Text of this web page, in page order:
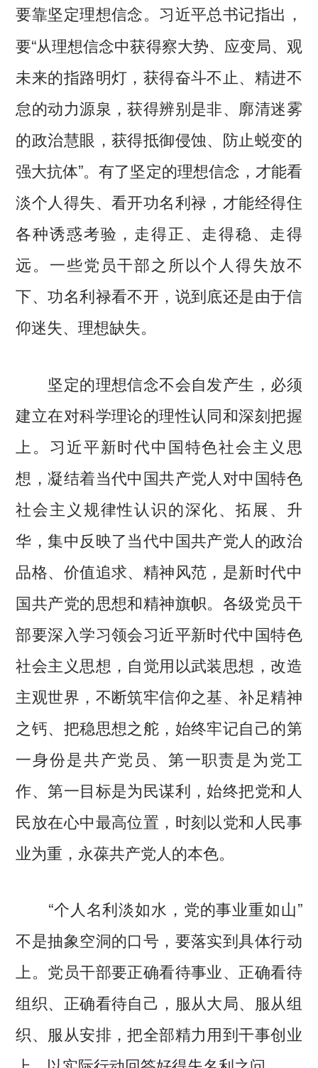
要靠坚定理想信念。 习近平总书记指出，
要“从理想信念中获得察大势、应变局、观
未来的指路明灯，获得奋斗不止、精进不
怠的动力源泉，获得辨别是非、廓清迷雾
的政治慧眼，获得抵御侵蚀、防止蜕变的
强大抗体”。有了坚定的理想信念，才能看
淡个人得失、看开功名利禄，才能经得住
各种诱惑考验，走得正、走得稳、走得
远。一些党员干部之所以个人得失放不
下、功名利禄看不开，说到底还是由于信
仰迷失、理想缺失。
坚定的理想信念不会自发产生，必须
建立在对科学理论的理性认同和深刻把握
上。习近平新时代中国特色社会主义思
想，凝结着当代中国共产党人对中国特色
社会主义规律性认识的深化、拓展、升
华，集中反映了当代中国共产党人的政治
品格、价值追求、精神风范，是新时代中
国共产党的思想和精神旗帜。各级党员干
部要深入学习领会习近平新时代中国特色
社会主义思想，自觉用以武装思想，改造
主观世界，不断筑牢信仰之基、补足精神
之钙、把稳思想之舵，始终牢记自己的第
一身份是共产党员、第一职责是为党工
作、第一目标是为民谋利，始终把党和人
民放在心中最高位置，时刻以党和人民事
业为重，永葆共产党人的本色。
“个人名利淡如水，党的事业重如山”
不是抽象空洞的口号，要落实到具体行动
上。党员干部要正确看待事业、正确看待
组织、正确看待自己，服从大局、服从组
织、服从安排，把全部精力用到干事创业